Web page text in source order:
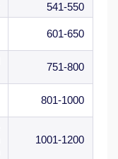
541-550
601-650
751-800
801-1000
1001-1200